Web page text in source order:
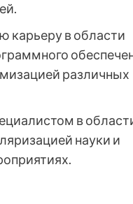
карьеру в области
различных
в
науки и